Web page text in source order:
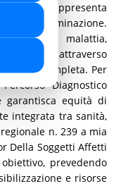
rappresenta
e discriminazione.
della malattia,
pazienti attraverso
carico completa. Per
Diagnostico
garantisca equità di
integrata tra sanità,
n. 239 a mia
Della Soggetti Affetti
prevedendo
e risorse